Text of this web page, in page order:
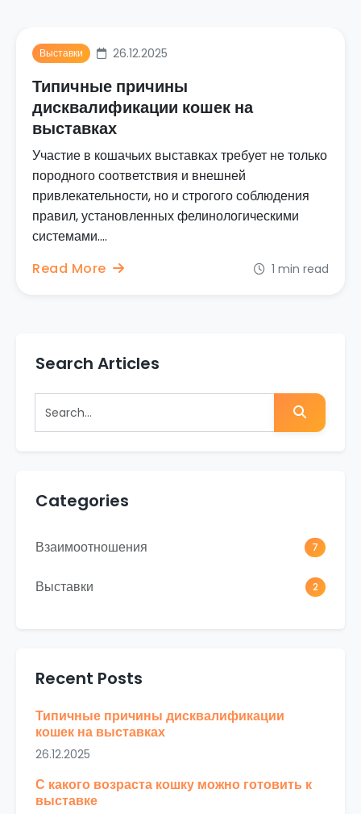
Выставки 26.12.2025
Типичные причины
дисквалификации кошек на
выставках
Участие в кошачьих выставках требует не только
породного соответствия и внешней
привлекательности, но и строгого соблюдения
правил, установленных фелинологическими
системами....
Read More
1 min read
Search Articles
Categories
Взаимоотношения 7
Выставки 2
Recent Posts
Типичные причины дисквалификации
кошек на выставках
26.12.2025
С какого возраста кошку можно готовить к
выставке